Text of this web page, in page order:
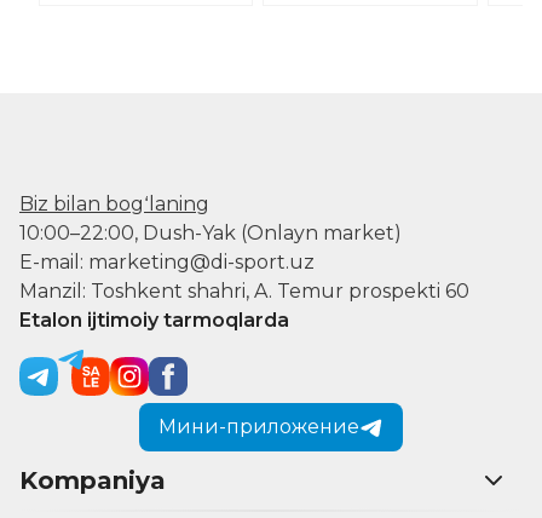
Biz bilan bogʻlaning
10:00–22:00, Dush-Yak (Onlayn market)
E-mail: marketing@di-sport.uz
Manzil: Toshkent shahri, A. Temur prospekti 60
Etalon ijtimoiy tarmoqlarda
Мини-приложение
Kompaniya